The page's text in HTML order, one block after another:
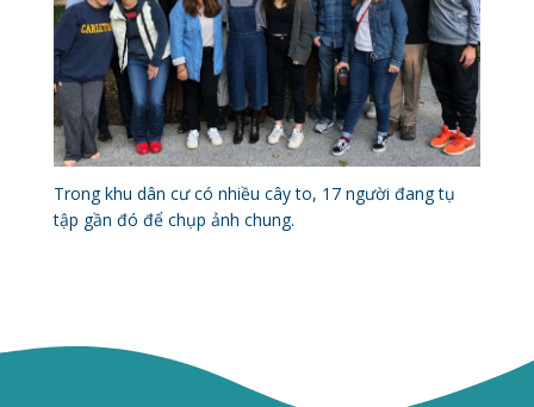
Trong khu dân cư có nhiều cây to, 17 người đang tụ
tập gần đó để chụp ảnh chung.